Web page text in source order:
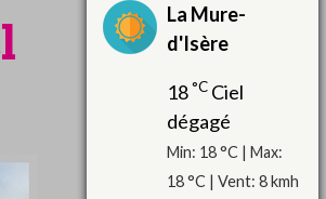
La Mure-
d'Isère
18 °CCiel
dégagé
Min: 18 °C | Max:
18 °C | Vent: 8 kmh